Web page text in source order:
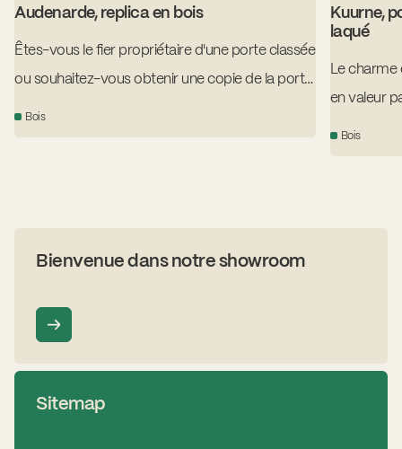
Audenarde, replica en bois
Êtes-vous le fier propriétaire d'une porte classée
ou souhaitez-vous obtenir une copie de la porte
d'origine ?
Bois
Kuurne,
laqué
Le
en valeur
revêtue
Bois
Bienvenue dans notre showroom
Sitemap